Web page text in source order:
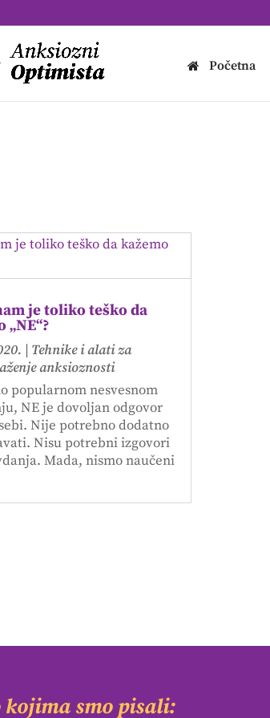
Početna
je toliko teško da
„NE“?
| Tehnike i alati za
anksioznosti
popularnom nesvesnom
NE je dovoljan odgovor
Nije potrebno dodatno
Nisu potrebni izgovori
Mada, nismo naučeni
kojima smo pisali: